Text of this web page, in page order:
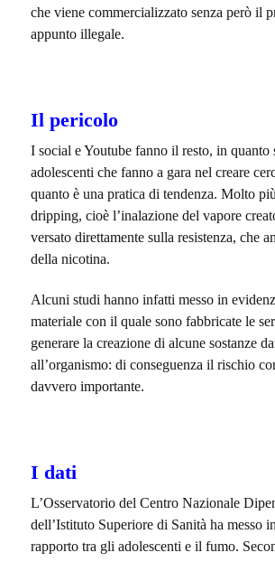
che viene commercializzato senza però il
appunto illegale.
Il pericolo
I social e Youtube fanno il resto, in
adolescenti che fanno a gara nel creare
quanto è una pratica di tendenza. Molto
dripping, cioè l’inalazione del vapore
versato direttamente sulla resistenza, che
della nicotina.
Alcuni studi hanno infatti messo in
materiale con il quale sono fabbricate le
generare la creazione di alcune sostanze
all’organismo: di conseguenza il rischio
davvero importante.
I dati
L’Osservatorio del Centro Nazionale
dell’Istituto Superiore di Sanità ha messo
rapporto tra gli adolescenti e il fumo.